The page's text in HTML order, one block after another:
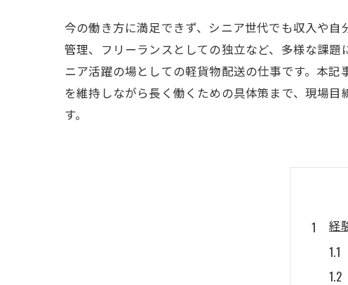
今の働き方に満足できず、シニア世代でも収入や
管理、フリーランスとしての独立など、多様な課
ニア活躍の場としての軽貨物配送の仕事です。本
を維持しながら長く働くための具体策まで、現場
す。
経